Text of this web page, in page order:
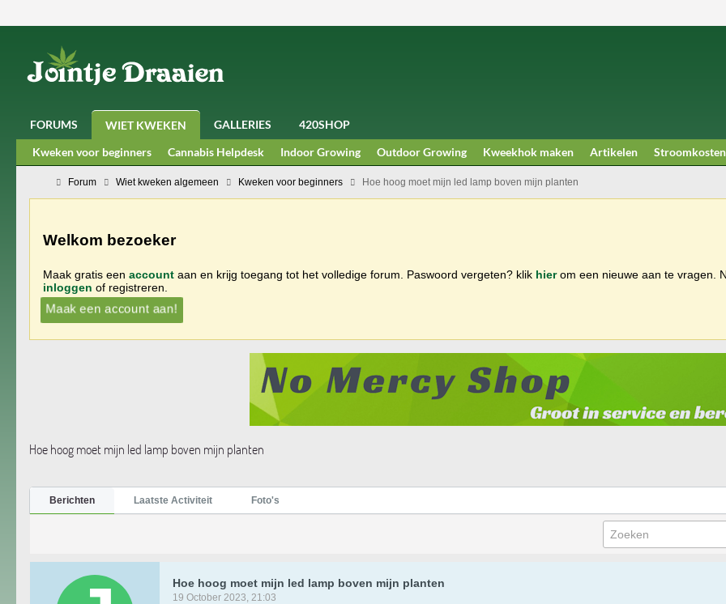
FORUMS WIET KWEKEN GALLERIES
420SHOP
Kweken voor beginners
Cannabis Helpdesk Indoor Growing Outdoor Growing Kweekhok maken Artikelen Stroomkosten
Forum Wiet kweken algemeen Kweken voor beginners Hoe hoog moet mijn led lamp boven mijn planten
Welkom bezoeker
Maak gratis een account aan en krijg toegang tot het volledige forum. Paswoord vergeten? klik hierom een nieuwe aan te vragen.
inloggen of registreren.
Maak een account aan!
Hoe hoog moet mijn led lamp boven mijn planten
Berichten Laatste Activiteit Foto's
Hoe hoog moet mijn led lamp boven mijn planten
19 October 2023, 21:03